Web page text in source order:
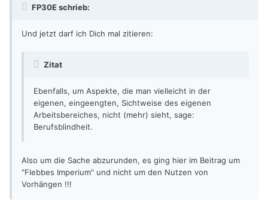
FP30E schrieb:
Und jetzt darf ich Dich mal zitieren:
Zitat
Ebenfalls, um Aspekte, die man vielleicht in der
eigenen, eingeengten, Sichtweise des eigenen
Arbeitsbereiches, nicht (mehr) sieht, sage:
Berufsblindheit.
Also um die Sache abzurunden, es ging hier im Beitrag um
"Flebbes Imperium" und nicht um den Nutzen von
Vorhängen !!!